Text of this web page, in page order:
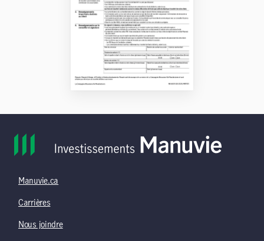
Manuvie.ca
Carrières
Nous joindre